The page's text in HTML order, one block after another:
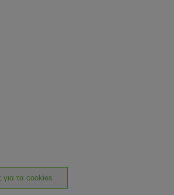
για τα cookies